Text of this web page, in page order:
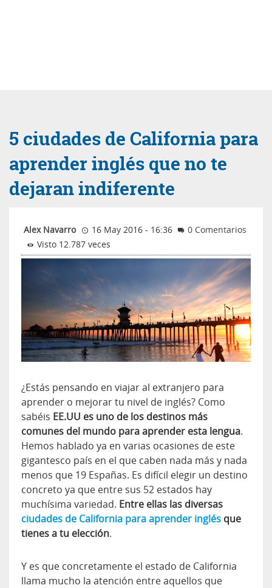
5 ciudades de California para
aprender inglés que no te
dejaran indiferente
Alex Navarro 16 May 2016 - 16:36
0 Comentarios
Visto 12.787 veces
¿Estás pensando en viajar al extranjero para
aprender o mejorar tu nivel de inglés? Como
sabéis EE.UU es uno de los destinos más
comunes del mundo para aprender esta lengua.
Hemos hablado ya en varias ocasiones de este
gigantesco país en el que caben nada más y nada
menos que 19 Españas. Es difícil elegir un destino
concreto ya que entre sus 52 estados hay
muchísima variedad. Entre ellas las diversas
ciudades de California para aprender inglés que
tienes a tu elección.
Y es que concretamente el estado de California
llama mucho la atención entre aquellos que